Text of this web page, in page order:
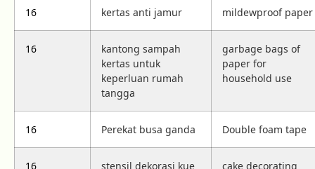
16 kertas anti jamur mildewproof paper
16
kantong sampah
kertas untuk
keperluan rumah
tangga
garbage bags of
paper for
household use
16 Perekat busa ganda Double foam tape
16 stensil dekorasi kue cake decorating